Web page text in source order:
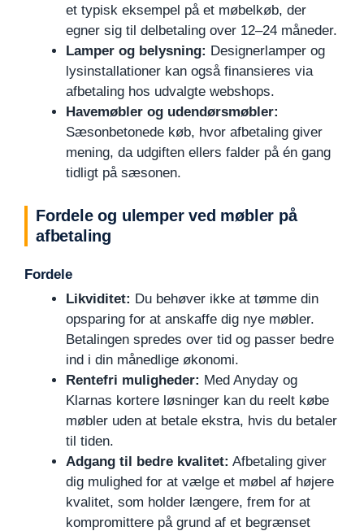
et typisk eksempel på et møbelkøb, der
egner sig til delbetaling over 12–24 måneder.
Lamper og belysning: Designerlamper og
lysinstallationer kan også finansieres via
afbetaling hos udvalgte webshops.
Havemøbler og udendørsmøbler:
Sæsonbetonede køb, hvor afbetaling giver
mening, da udgiften ellers falder på én gang
tidligt på sæsonen.
Fordele og ulemper ved møbler på
afbetaling
Fordele
Likviditet: Du behøver ikke at tømme din
opsparing for at anskaffe dig nye møbler.
Betalingen spredes over tid og passer bedre
ind i din månedlige økonomi.
Rentefri muligheder: Med Anyday og
Klarnas kortere løsninger kan du reelt købe
møbler uden at betale ekstra, hvis du betaler
til tiden.
Adgang til bedre kvalitet: Afbetaling giver
dig mulighed for at vælge et møbel af højere
kvalitet, som holder længere, frem for at
kompromittere på grund af et begrænset